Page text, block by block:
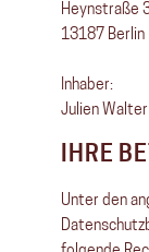
Heynstraße
13187 Berlin
Inhaber:
Julien Walter
IHRE
Unter den